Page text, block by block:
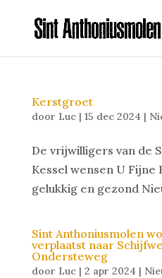
Kerstgroet
door Luc| 15 dec 2024 |
De vrijwilligers van de
Kessel wensen U Fijne
gelukkig en gezond
Sint Anthoniusmolen
verplaatst naar
Ondersteweg
door Luc| 2 apr 2024 |